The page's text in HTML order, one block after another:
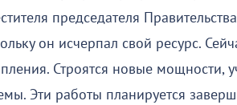
председателя
он исчерпал свой ресурс.
Строятся новые мощности,
Эти работы планируется